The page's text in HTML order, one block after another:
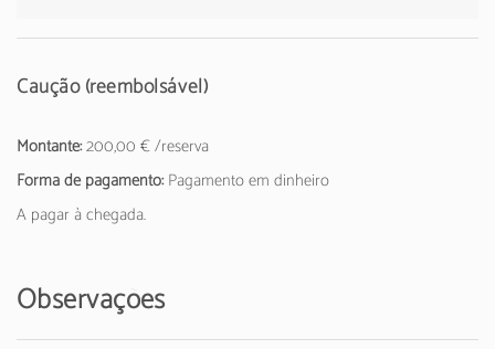
Caução (reembolsável)
Montante:200,00 € /reserva
Forma de pagamento:Pagamento em dinheiro
A pagar à chegada.
Observações